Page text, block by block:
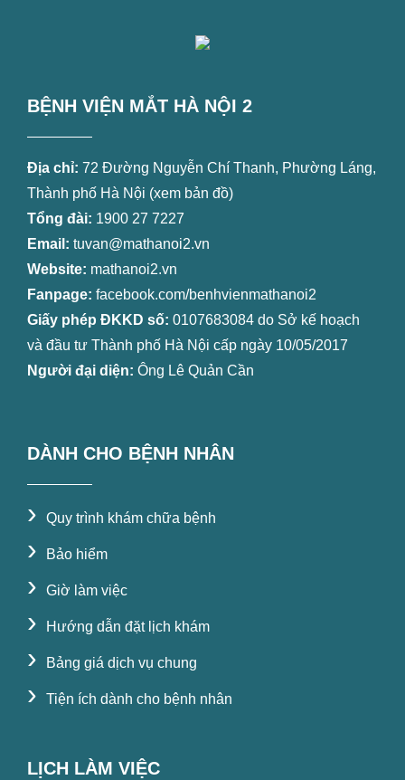
BỆNH VIỆN MẮT HÀ NỘI 2
Địa chỉ: 72 Đường Nguyễn Chí Thanh, Phường Láng,
Thành phố Hà Nội (xem bản đồ)
Tổng đài: 1900 27 7227
Email: tuvan@mathanoi2.vn
Website: mathanoi2.vn
Fanpage: facebook.com/benhvienmathanoi2
Giấy phép ĐKKD số: 0107683084 do Sở kế hoạch
và đầu tư Thành phố Hà Nội cấp ngày 10/05/2017
Người đại diện: Ông Lê Quản Cần
DÀNH CHO BỆNH NHÂN
› Quy trình khám chữa bệnh
› Bảo hiểm
› Giờ làm việc
› Hướng dẫn đặt lịch khám
› Bảng giá dịch vụ chung
› Tiện ích dành cho bệnh nhân
LỊCH LÀM VIỆC